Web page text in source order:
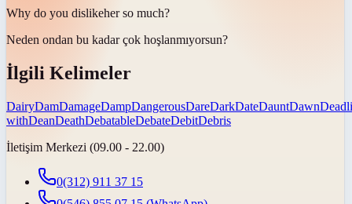
Why do you dislikeher so much?
Neden ondan bu kadar çok hoşlanmıyorsun?
İlgili Kelimeler
DairyDamDamageDampDangerousDareDarkDateDauntDawn
withDeanDeathDebatableDebateDebitDebris
İletişim Merkezi (09.00 - 22.00)
0(312) 911 37 15